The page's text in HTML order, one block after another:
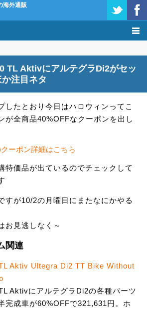
海外通販
タレコミ掲示板
購入方法
クーポン＆セール
激安情報
TL AktivにアルテグラDi2がセッ
か注目ネタ
したとおり今日はハロウィンってこ
が全商品40%OFFなクーポンを出し
ーポン詳細はこちら
特価品が出ているのでチェックして
すが10/2の月曜日にまたなにかやる
お見逃しなく～
関連
Aktiv Ultegra Di2 TT Bike Without
AktivにアルテグラDi2の各種パーツ
完成車が60%OFFで321,631円。ホ